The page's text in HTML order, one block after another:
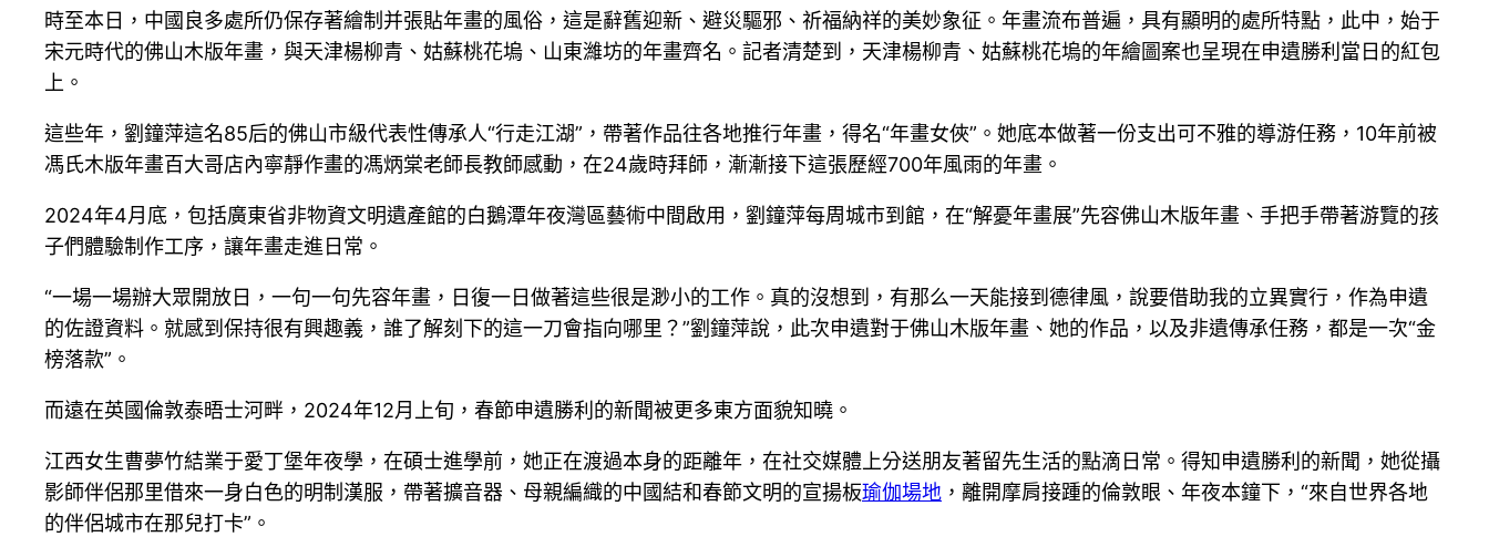
時至本日，中國良多處所仍保存著繪制并張貼年畫的風俗，這是辭舊迎新、避災驅邪、祈福納祥的美妙象征。年畫流布普遍，具有顯明的處所特點，此中，始于
宋元時代的佛山木版年畫，與天津楊柳青、姑蘇桃花塢、山東濰坊的年畫齊名。記者清楚到，天津楊柳青、姑蘇桃花塢的年繪圖案也呈現在申遺勝利當日的紅包
上。
這些年，劉鐘萍這名85后的佛山市級代表性傳承人“行走江湖”，帶著作品往各地推行年畫，得名“年畫女俠”。她底本做著一份支出可不雅的導游任務，10年前被
馮氏木版年畫百大哥店內寧靜作畫的馮炳棠老師長教師感動，在24歲時拜師，漸漸接下這張歷經700年風雨的年畫。
2024年4月底，包括廣東省非物資文明遺產館的白鵝潭年夜灣區藝術中間啟用，劉鐘萍每周城市到館，在“解憂年畫展”先容佛山木版年畫、手把手帶著游覽的孩
子們體驗制作工序，讓年畫走進日常。
“一場一場辦大眾開放日，一句一句先容年畫，日復一日做著這些很是渺小的工作。真的沒想到，有那么一天能接到德律風，說要借助我的立異實行，作為申遺
的佐證資料。就感到保持很有興趣義，誰了解刻下的這一刀會指向哪里？”劉鐘萍說，此次申遺對于佛山木版年畫、她的作品，以及非遺傳承任務，都是一次“金
榜落款”。
而遠在英國倫敦泰晤士河畔，2024年12月上旬，春節申遺勝利的新聞被更多東方面貌知曉。
江西女生曹夢竹結業于愛丁堡年夜學，在碩士進學前，她正在渡過本身的距離年，在社交媒體上分送朋友著留先生活的點滴日常。得知申遺勝利的新聞，她從攝
影師伴侶那里借來一身白色的明制漢服，帶著擴音器、母親編織的中國結和春節文明的宣揚板瑜伽場地 ，離開摩肩接踵的倫敦眼、年夜本鐘下，“來自世界各地
的伴侶城市在那兒打卡”。